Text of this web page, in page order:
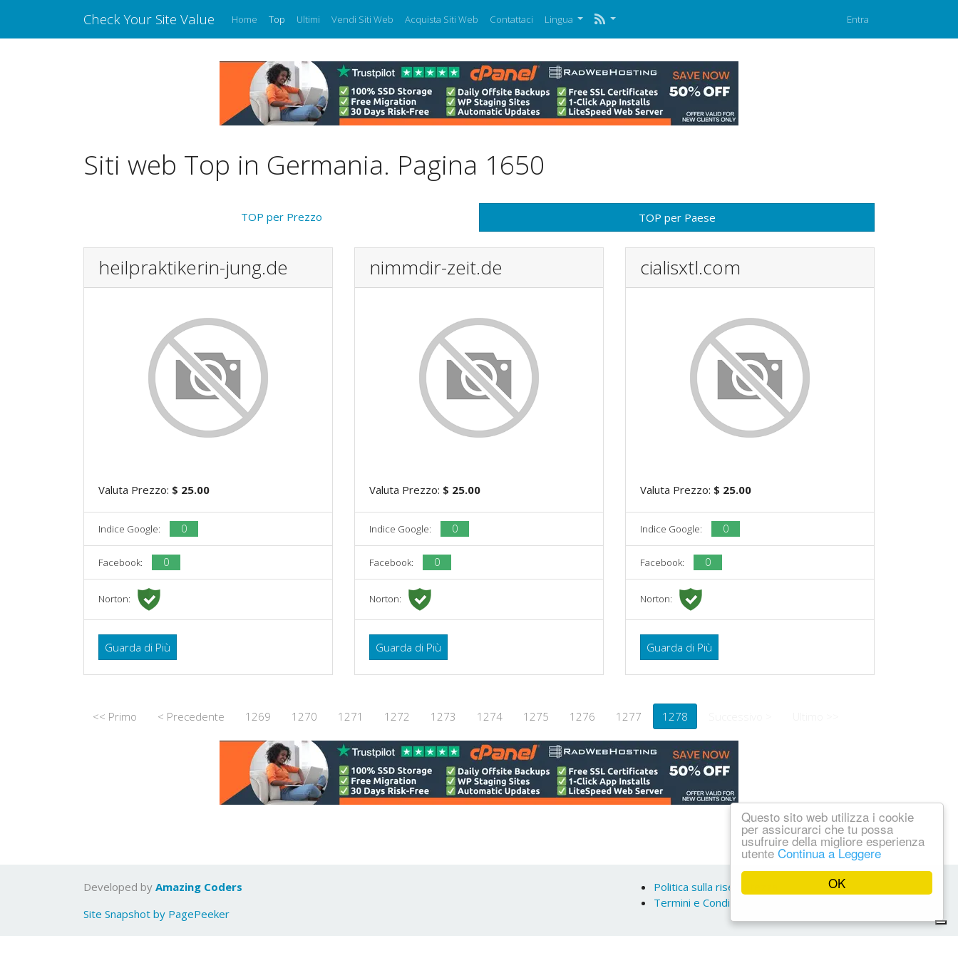
OK
Questo sito web utilizza i cookie
per assicurarci che tu possa
usufruire della migliore esperienza
utente Continua a Leggere
Check Your Site Value Home Top Ultimi Vendi Siti Web Acquista Siti Web Contattaci Lingua Entra
Siti web Top in Germania. Pagina 1650
TOP per Prezzo TOP per Paese
heilpraktikerin-jung.de
Valuta Prezzo: $ 25.00
Indice Google: 0
Facebook: 0
Norton:
Guarda di Più
nimmdir-zeit.de
Valuta Prezzo: $ 25.00
Indice Google: 0
Facebook: 0
Norton:
Guarda di Più
cialisxtl.com
Valuta Prezzo: $ 25.00
Indice Google: 0
Facebook: 0
Norton:
Guarda di Più
<< Primo < Precedente 1269 1270 1271 1272 1273 1274 1275 1276 1277 1278
Developed by Amazing Coders
Site Snapshot by PagePeeker
Politica sulla riservatezza
Termini e Condizioni